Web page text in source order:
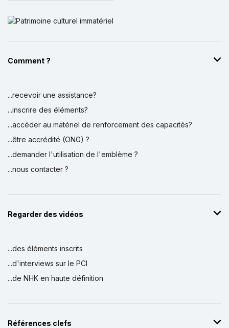
Comment ?
...recevoir une assistance?
...inscrire des éléments?
...accéder au matériel de renforcement des capacités?
...être accrédité (ONG) ?
...demander l'utilisation de l'emblème ?
...nous contacter ?
Regarder des vidéos
...des éléments inscrits
...d'interviews sur le PCI
...de NHK en haute définition
Références clefs